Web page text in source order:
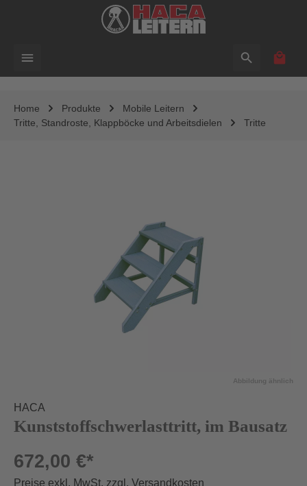
Home Produkte
Mobile Leitern
Tritte, Standroste, Klappböcke und Arbeitsdielen
Tritte
Abbildung ähnlich
HACA
Kunststoffschwerlasttritt, im Bausatz
672,00 €*
Preise exkl. MwSt. zzgl. Versandkosten